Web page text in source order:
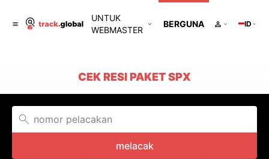
UNTUK
WEBMASTER
BERGUNA ID
CEK RESI PAKET SPX
melacak